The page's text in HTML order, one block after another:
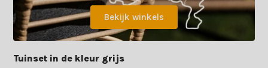
Bekijk winkels
Tuinset in de kleur grijs